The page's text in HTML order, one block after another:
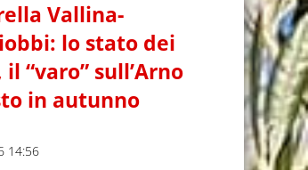
Vallina-
lo stato dei
“varo” sull’Arno
in autunno
14:56